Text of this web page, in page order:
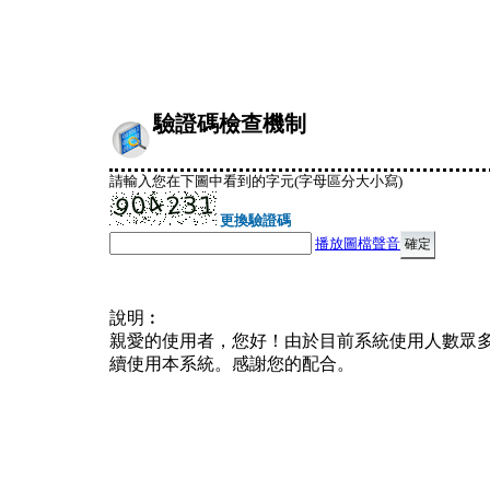
驗證碼檢查機制
請輸入您在下圖中看到的字元(字母區分大小寫)
更換驗證碼
播放圖檔聲音
說明︰
親愛的使用者，您好！由於目前系統使用人數眾
續使用本系統。感謝您的配合。